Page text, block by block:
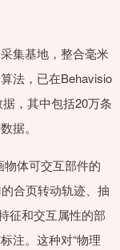
集基地，整合毫米
法，已在Behavisio
，其中包括20万条
据。
体可交互部件的
合页转动轨迹、抽
征和交互属性的部
注。这种对“物理